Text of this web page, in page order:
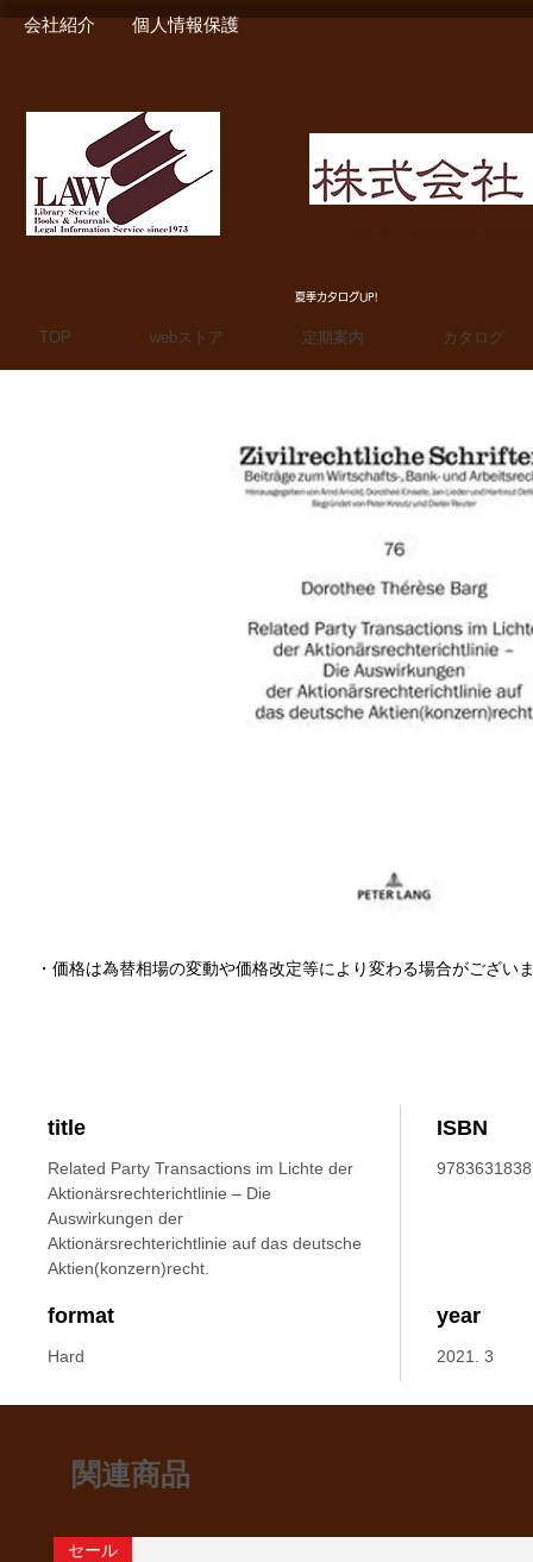
会社紹介 個人情報保護
夏季カタログUP!
TOP webストア 定期案内 カタログ
title
Related Party Transactions im Lichte der
Aktionärsrechterichtlinie – Die
Auswirkungen der
Aktionärsrechterichtlinie auf das deutsche
Aktien(konzern)recht.
ISBN
format
Hard
year
2021. 3
・価格は為替相場の変動や価格改定等により変わる場合がござい
関連商品
セール